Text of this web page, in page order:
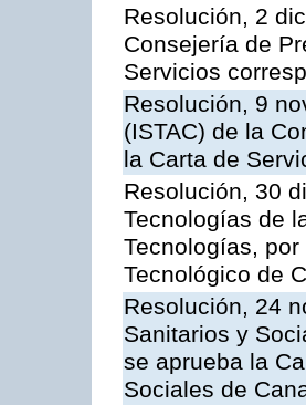
Resolución, 2
Consejería de
Servicios
Resolución, 9
(ISTAC) de la
la Carta de
Resolución, 30
Tecnologías de
Tecnologías,
Tecnológico de
Resolución, 24
Sanitarios y
se aprueba la
Sociales de